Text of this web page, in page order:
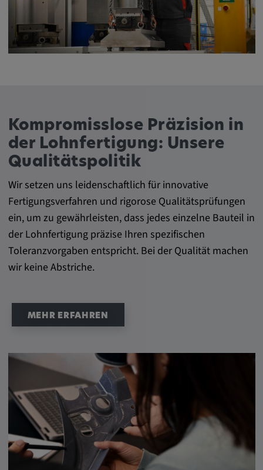
Kompromisslose Präzision in
der Lohnfertigung: Unsere
Qualitätspolitik
Wir setzen uns leidenschaftlich für innovative
Fertigungsverfahren und rigorose Qualitätsprüfungen
ein, um zu gewährleisten, dass jedes einzelne Bauteil in
der Lohnfertigung präzise Ihren spezifischen
Toleranzvorgaben entspricht. Bei der Qualität machen
wir keine Abstriche.
MEHR ERFAHREN
Zweck:
Diese Cookies werden genutzt, um das
Verhalten der Besucher auf der Website